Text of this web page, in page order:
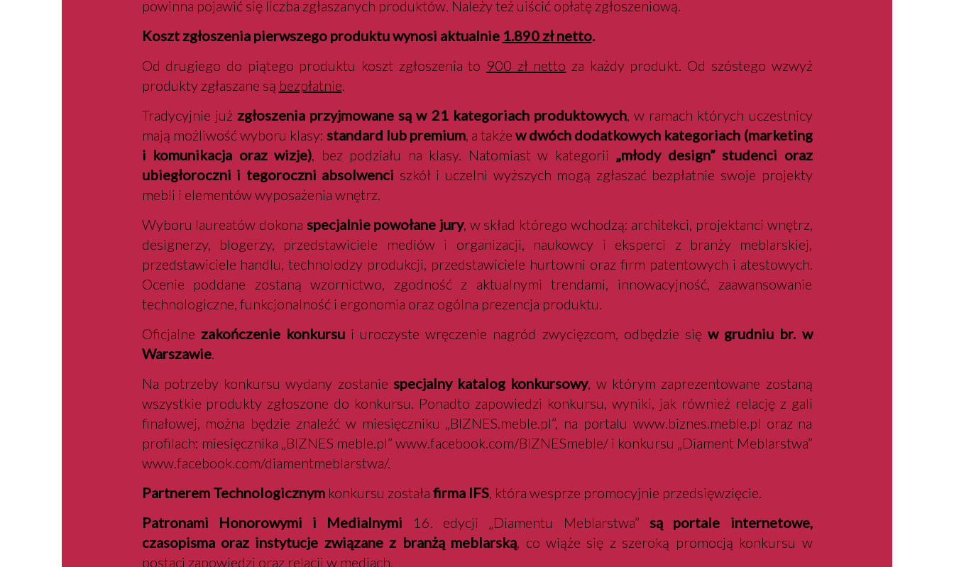
powinna pojawić się liczba zgłaszanych produktów. Należy też uiścić opłatę zgłoszeniową.
Koszt zgłoszenia pierwszego produktu wynosi aktualnie 1.890 zł netto.
Od drugiego do piątego produktu koszt zgłoszenia to 900 zł netto za każdy produkt. Od szóstego wzwyż
produkty zgłaszane są bezpłatnie.
Tradycyjnie już zgłoszenia przyjmowane są w 21 kategoriach produktowych, w ramach których uczestnicy
mają możliwość wyboru klasy: standard lub premium, a takżew dwóch dodatkowych kategoriach (marketing
i komunikacja oraz wizje), bez podziału na klasy. Natomiast w kategorii „młody design” studenci oraz
ubiegłoroczni i tegoroczni absolwenci szkół i uczelni wyższych mogą zgłaszać bezpłatnie swoje projekty
mebli i elementów wyposażenia wnętrz.
Wyboru laureatów dokona specjalnie powołane jury, w skład którego wchodzą: architekci, projektanci wnętrz,
designerzy, blogerzy, przedstawiciele mediów i organizacji, naukowcy i eksperci z branży meblarskiej,
przedstawiciele handlu, technolodzy produkcji, przedstawiciele hurtowni oraz firm patentowych i atestowych.
Ocenie poddane zostaną wzornictwo, zgodność z aktualnymi trendami, innowacyjność, zaawansowanie
technologiczne, funkcjonalność i ergonomia oraz ogólna prezencja produktu.
Oficjalne zakończenie konkursui uroczyste wręczenie nagród zwycięzcom, odbędzie sięw grudniu br. w
Warszawie.
Na potrzeby konkursu wydany zostanie specjalny katalog konkursowy, w którym zaprezentowane zostaną
wszystkie produkty zgłoszone do konkursu. Ponadto zapowiedzi konkursu, wyniki, jak również relację z gali
finałowej, można będzie znaleźć w miesięczniku „BIZNES.meble.pl”, na portalu www.biznes.meble.pl oraz na
profilach: miesięcznika „BIZNES meble.pl” www.facebook.com/BIZNESmeble/ i konkursu „Diament Meblarstwa”
www.facebook.com/diamentmeblarstwa/.
Partnerem Technologicznymkonkursu została firma IFS, która wesprze promocyjnie przedsięwzięcie.
Patronami Honorowymi i Medialnymi 16. edycji „Diamentu Meblarstwa” są portale internetowe,
czasopisma oraz instytucje związane z branżą meblarską, co wiąże się z szeroką promocją konkursu w
postaci zapowiedzi oraz relacji w mediach.